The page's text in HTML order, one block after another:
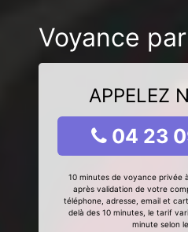
Voyance
APPELEZ
04 23
10 minutes de voyance privée
après validation de votre
téléphone, adresse, email et
delà des 10 minutes, le tarif
minute selon